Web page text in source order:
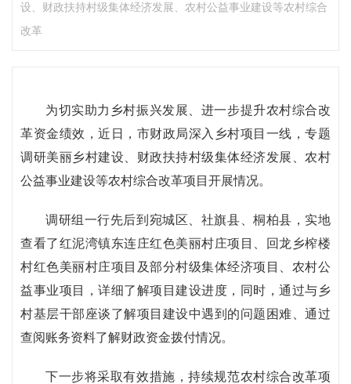
设、财政扶持村级集体经济发展、农村公益事业建设等农村综合
改革
为切实助力乡村振兴发展、进一步提升农村综合改
革资金绩效，近日，市财政局深入乡村项目一线，专题
调研美丽乡村建设、财政扶持村级集体经济发展、农村
公益事业建设等农村综合改革项目开展情况。
调研组一行先后到宛城区、社旗县、桐柏县，实地
查看了红泥湾镇东连庄红色美丽村庄项目、回龙乡榨楼
村红色美丽村庄项目及部分村级集体经济项目、农村公
益事业项目，详细了解项目建设进度，同时，通过与乡
村基层干部座谈了解项目建设中遇到的问题困难、通过
查阅账务资料了解财政资金拨付情况。
下一步将采取有效措施，持续规范农村综合改革项